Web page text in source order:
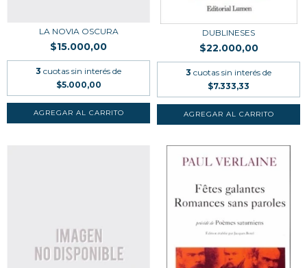
LA NOVIA OSCURA
$15.000,00
3 cuotas sin interés de
$5.000,00
DUBLINESES
$22.000,00
3 cuotas sin interés de
$7.333,33